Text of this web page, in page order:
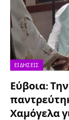
ΕΙΔΉΣΕΙΣ
Εύβοια:
Χαμόγελα